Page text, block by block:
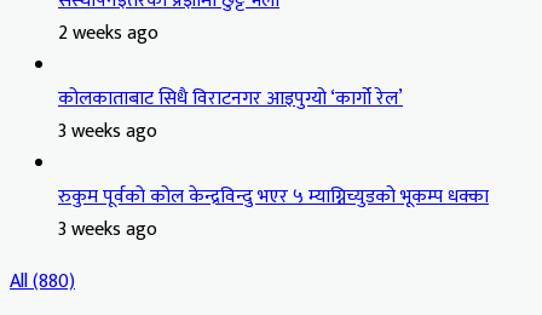
2 weeks ago
कोलकाताबाट सिधै विराटनगर आइपुग्यो ‘कार्गो रेल’
3 weeks ago
रुकुम पूर्वको कोल केन्द्रविन्दु भएर ५ म्याग्निच्युडको भूकम्प धक्का
3 weeks ago
All (880)